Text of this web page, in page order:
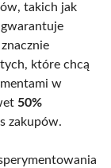
takich jak
które chcą
w
50%
zakupów.